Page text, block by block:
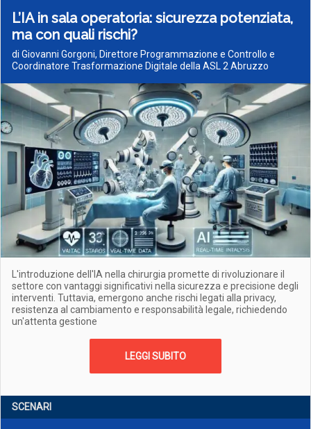
L’IA in sala operatoria: sicurezza potenziata,
ma con quali rischi?
di Giovanni Gorgoni, Direttore Programmazione e Controllo e
Coordinatore Trasformazione Digitale della ASL 2 Abruzzo
L'introduzione dell'IA nella chirurgia promette di rivoluzionare il
settore con vantaggi significativi nella sicurezza e precisione degli
interventi. Tuttavia, emergono anche rischi legati alla privacy,
resistenza al cambiamento e responsabilità legale, richiedendo
un'attenta gestione
LEGGI SUBITO
SCENARI